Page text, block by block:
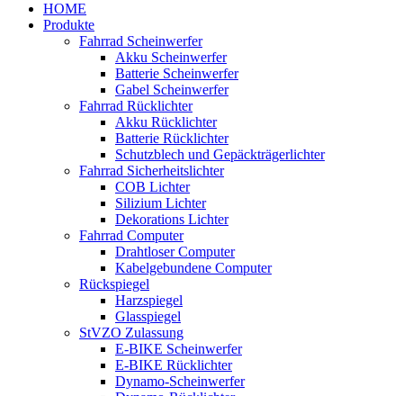
HOME
Produkte
Fahrrad Scheinwerfer
Akku Scheinwerfer
Batterie Scheinwerfer
Gabel Scheinwerfer
Fahrrad Rücklichter
Akku Rücklichter
Batterie Rücklichter
Schutzblech und Gepäckträgerlichter
Fahrrad Sicherheitslichter
COB Lichter
Silizium Lichter
Dekorations Lichter
Fahrrad Computer
Drahtloser Computer
Kabelgebundene Computer
Rückspiegel
Harzspiegel
Glasspiegel
StVZO Zulassung
E-BIKE Scheinwerfer
E-BIKE Rücklichter
Dynamo-Scheinwerfer